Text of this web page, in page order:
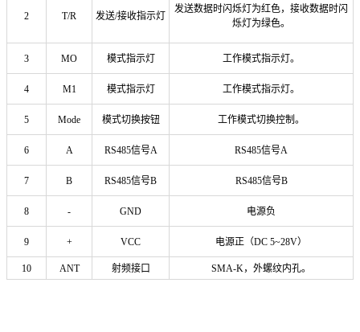
2 T/R 发送/接收指示灯
发送数据时闪烁灯为红色，接收数据时闪
烁灯为绿色。
3 MO 模式指示灯 工作模式指示灯。
4 M1 模式指示灯 工作模式指示灯。
5 Mode 模式切换按钮 工作模式切换控制。
6 A RS485信号A RS485信号A
7 B RS485信号B RS485信号B
8 - GND 电源负
9 + VCC 电源正（DC 5~28V）
10 ANT 射频接口 SMA-K，外螺纹内孔。